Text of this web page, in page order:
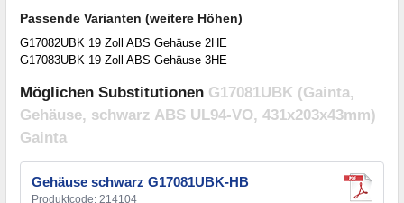
Passende Varianten (weitere Höhen)
G17082UBK 19 Zoll ABS Gehäuse 2HE
G17083UBK 19 Zoll ABS Gehäuse 3HE
Möglichen Substitutionen G17081UBK (Gainta,
Gehäuse, schwarz ABS UL94-VO, 431x203x43mm)
Gainta
Gehäuse schwarz G17081UBK-HB
Produktcode: 214104